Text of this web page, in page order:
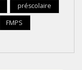
préscolaire
FMPS